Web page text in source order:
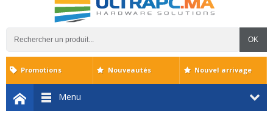
OK
Menu
Promotions Nouveautés Nouvel arrivage